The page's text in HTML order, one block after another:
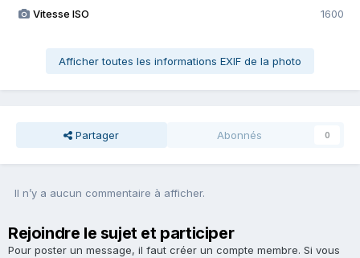
Vitesse ISO 1600
Afficher toutes les informations EXIF de la photo
Partager Abonnés 0
Il n’y a aucun commentaire à afficher.
Rejoindre le sujet et participer
Pour poster un message, il faut créer un compte membre. Si vous